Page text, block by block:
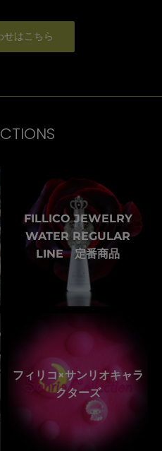
せはこちら
FILLICO JEWELRY
WATER REGULAR
LINE 定番商品
フィリコ×サンリオキャラ
クターズ